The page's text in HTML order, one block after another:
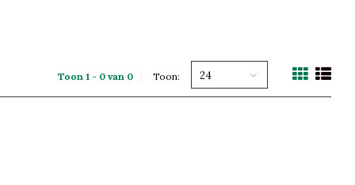
Toon 1 - 0 van 0 Toon: 24